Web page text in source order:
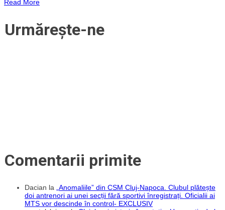
Read More
Urmărește-ne
Comentarii primite
Dacian la
„Anomaliile” din CSM Cluj-Napoca. Clubul plătește
doi antrenori ai unei secții fără sportivi înregistrați. Oficialii ai
MTS vor descinde în control- EXCLUSIV